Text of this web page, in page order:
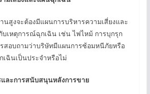
สูงจะต้องมีแผนการบริหารความเสี่ยงและ
บเหตุการณ์ฉุกเฉิน เช่น ไฟไหม้ การบุกรุก
สอบถามว่าบริษัทมีแผนการซ้อมหนีภัยหรือ
ฉินเป็นประจำหรือไม่
และการสนับสนุนหลังการขาย